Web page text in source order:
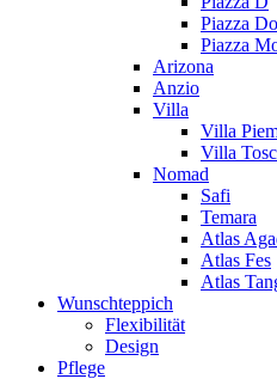
Piazza
Piazza
Arizona
Anzio
Villa
Villa
Villa
Nomad
Safi
Temara
Atlas
Atlas Fes
Atlas
Wunschteppich
Flexibilität
Design
Pflege